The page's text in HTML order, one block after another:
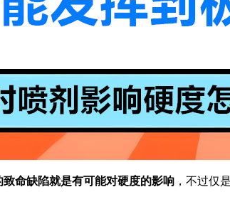
命缺陷就是有可能对硬度的影响 ，不过仅